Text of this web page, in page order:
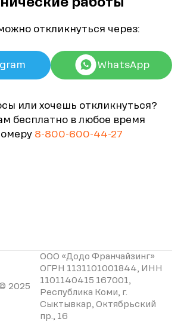
откликнуться через:
WhatsApp
или хочешь откликнуться?
бесплатно в любое время
8-800-600-44-27
2025
ООО «Додо Франчайзинг»
ОГРН 1131101001844, ИНН
1101140415 167001,
Республика Коми, г.
Сыктывкар, Октябрьский
пр., 16